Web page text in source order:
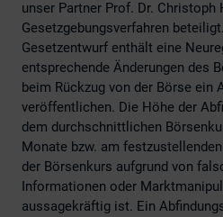
unser Partner Prof. Dr. Christoph
Gesetzgebungsverfahren
Gesetzentwurf enthält eine
entsprechende Änderungen des
beim Rückzug von der Börse ein
veröffentlichen. Die Höhe der
dem durchschnittlichen
Monate bzw. am
der Börsenkurs aufgrund von
Informationen oder
aussagekräftig ist. Ein